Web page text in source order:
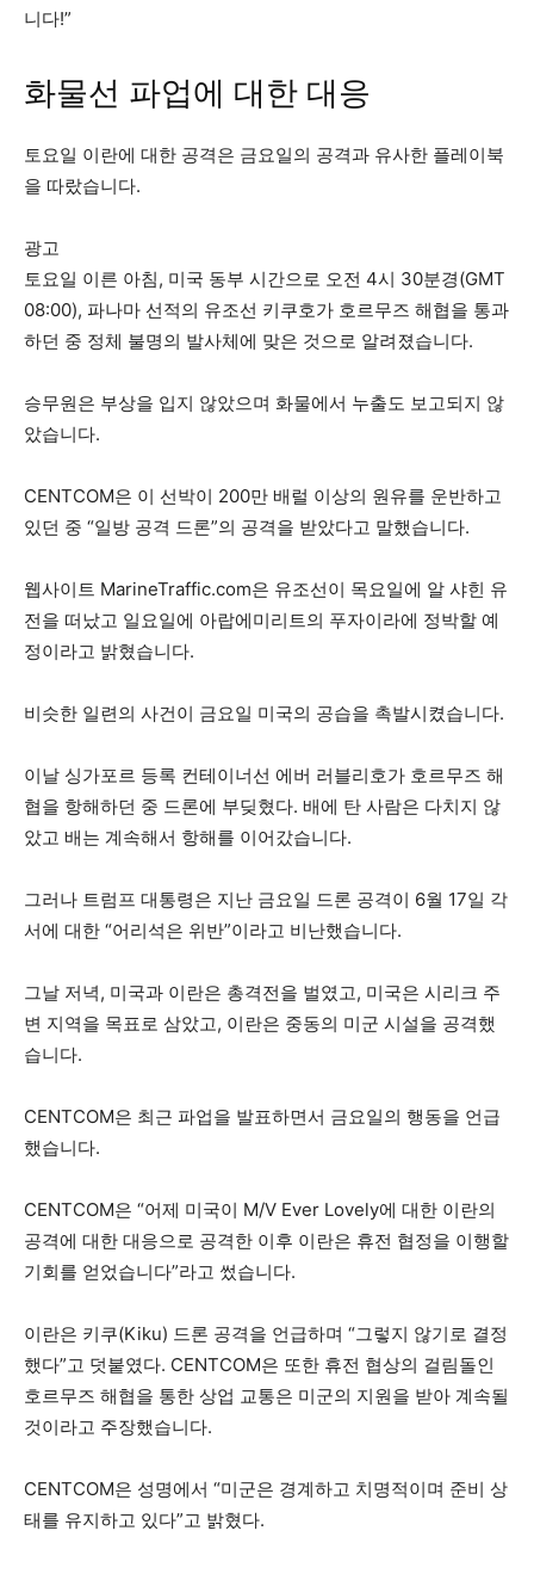
니다!”
화물선 파업에 대한 대응
토요일 이란에 대한 공격은 금요일의 공격과 유사한 플레이북
을 따랐습니다.
광고
토요일 이른 아침, 미국 동부 시간으로 오전 4시 30분경(GMT
08:00), 파나마 선적의 유조선 키쿠호가 호르무즈 해협을 통과
하던 중 정체 불명의 발사체에 맞은 것으로 알려졌습니다.
승무원은 부상을 입지 않았으며 화물에서 누출도 보고되지 않
았습니다.
CENTCOM은 이 선박이 200만 배럴 이상의 원유를 운반하고
있던 중 “일방 공격 드론”의 공격을 받았다고 말했습니다.
웹사이트 MarineTraffic.com은 유조선이 목요일에 알 샤힌 유
전을 떠났고 일요일에 아랍에미리트의 푸자이라에 정박할 예
정이라고 밝혔습니다.
비슷한 일련의 사건이 금요일 미국의 공습을 촉발시켰습니다.
이날 싱가포르 등록 컨테이너선 에버 러블리호가 호르무즈 해
협을 항해하던 중 드론에 부딪혔다. 배에 탄 사람은 다치지 않
았고 배는 계속해서 항해를 이어갔습니다.
그러나 트럼프 대통령은 지난 금요일 드론 공격이 6월 17일 각
서에 대한 “어리석은 위반”이라고 비난했습니다.
그날 저녁, 미국과 이란은 총격전을 벌였고, 미국은 시리크 주
변 지역을 목표로 삼았고, 이란은 중동의 미군 시설을 공격했
습니다.
CENTCOM은 최근 파업을 발표하면서 금요일의 행동을 언급
했습니다.
CENTCOM은 “어제 미국이 M/V Ever Lovely에 대한 이란의
공격에 대한 대응으로 공격한 이후 이란은 휴전 협정을 이행할
기회를 얻었습니다”라고 썼습니다.
이란은 키쿠(Kiku) 드론 공격을 언급하며 “그렇지 않기로 결정
했다”고 덧붙였다. CENTCOM은 또한 휴전 협상의 걸림돌인
호르무즈 해협을 통한 상업 교통은 미군의 지원을 받아 계속될
것이라고 주장했습니다.
CENTCOM은 성명에서 “미군은 경계하고 치명적이며 준비 상
태를 유지하고 있다”고 밝혔다.